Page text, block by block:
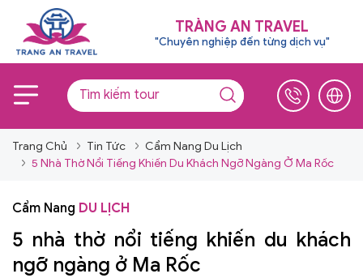
TRÀNG AN TRAVEL
"Chuyên nghiệp đến từng dịch vụ"
Trang Chủ Tin Tức
Cẩm Nang Du Lịch
5 Nhà Thờ Nổi Tiếng Khiến Du Khách Ngỡ Ngàng Ở Ma Rốc
Cẩm Nang DU LỊCH
5 nhà thờ nổi tiếng khiến du khách
ngỡ ngàng ở Ma Rốc